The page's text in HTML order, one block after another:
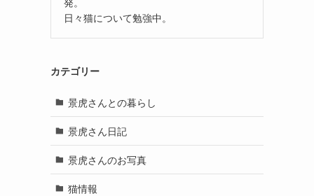
日々猫について勉強中。
カテゴリー
景虎さんとの暮らし
景虎さん日記
景虎さんのお写真
猫情報